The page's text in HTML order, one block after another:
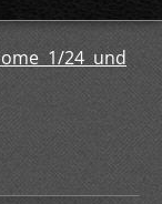
1/24 und